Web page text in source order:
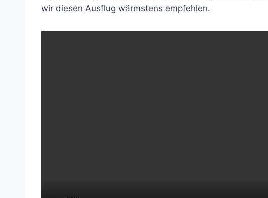
wir diesen Ausflug wärmstens empfehlen.